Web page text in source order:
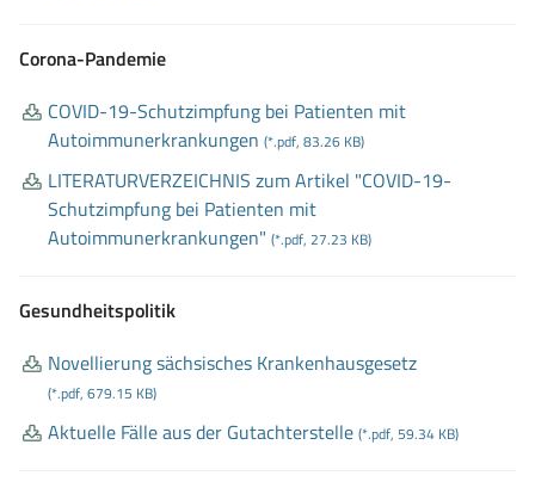
Corona-Pandemie
COVID-19-Schutzimpfung bei Patienten mit
Autoimmunerkrankungen (*.pdf, 83.26 KB)
LITERATURVERZEICHNIS zum Artikel "COVID-19-
Schutzimpfung bei Patienten mit
Autoimmunerkrankungen" (*.pdf, 27.23 KB)
Gesundheitspolitik
Novellierung sächsisches Krankenhausgesetz
(*.pdf, 679.15 KB)
Aktuelle Fälle aus der Gutachterstelle (*.pdf, 59.34 KB)